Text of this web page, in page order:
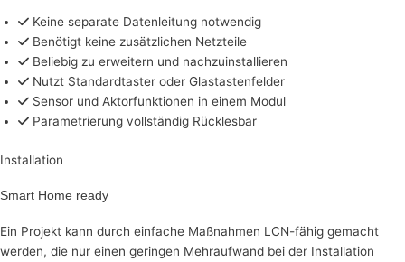
Keine separate Datenleitung notwendig
Benötigt keine zusätzlichen Netzteile
Beliebig zu erweitern und nachzuinstallieren
Nutzt Standardtaster oder Glastastenfelder
Sensor und Aktorfunktionen in einem Modul
Parametrierung vollständig Rücklesbar
Installation
Smart Home ready
Ein Projekt kann durch einfache Maßnahmen LCN-fähig gemacht
werden, die nur einen geringen Mehraufwand bei der Installation